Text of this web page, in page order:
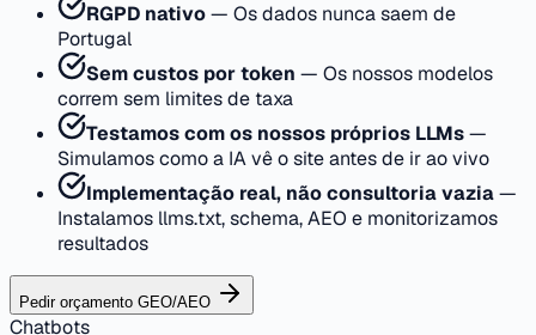
RGPD nativo— Os dados nunca saem de
Portugal
Sem custos por token — Os nossos modelos
correm sem limites de taxa
Testamos com os nossos próprios LLMs—
Simulamos como a IA vê o site antes de ir ao vivo
Implementação real, não consultoria vazia—
Instalamos llms.txt, schema, AEO e monitorizamos
resultados
Pedir orçamento GEO/AEO
Chatbots